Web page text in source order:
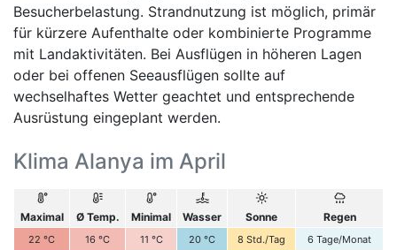
Besucherbelastung. Strandnutzung ist möglich, primär
für kürzere Aufenthalte oder kombinierte Programme
mit Landaktivitäten. Bei Ausflügen in höheren Lagen
oder bei offenen Seeausflügen sollte auf
wechselhaftes Wetter geachtet und entsprechende
Ausrüstung eingeplant werden.
Klima Alanya im April
Maximal Ø Temp. Minimal Wasser Sonne Regen
22 °C 16 °C 11 °C 20 °C 8 Std./Tag 6 Tage/Monat